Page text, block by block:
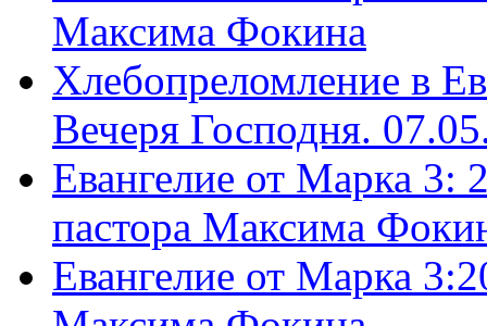
Максима Фокина
Хлебопреломление в
Вечеря Господня.
Евангелие от Марка 3:
пастора Максима
Евангелие от Марка